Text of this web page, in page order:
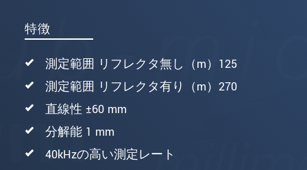
特徴
測定範囲 リフレクタ無し（m）125
測定範囲 リフレクタ有り（m）270
直線性 ±60 mm
分解能 1 mm
40kHzの高い測定レート